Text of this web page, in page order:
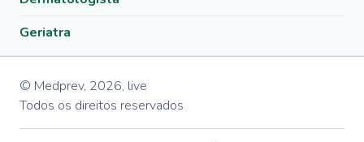
Geriatra
© Medprev, 2026, live
Todos os direitos reservados